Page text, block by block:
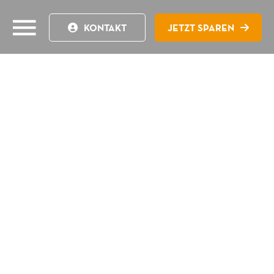
KONTAKT JETZT SPAREN